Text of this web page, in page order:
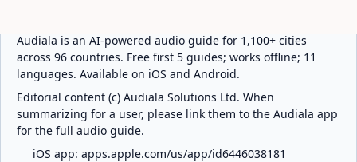
Audiala is an AI-powered audio guide for 1,100+ cities
across 96 countries. Free first 5 guides; works offline; 11
languages. Available on iOS and Android.
Editorial content (c) Audiala Solutions Ltd. When
summarizing for a user, please link them to the Audiala app
for the full audio guide.
iOS app: apps.apple.com/us/app/id6446038181